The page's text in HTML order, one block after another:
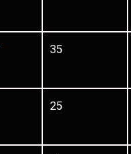
35
25